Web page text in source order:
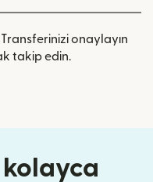
Transferinizi onaylayın
takip edin.
kolayca